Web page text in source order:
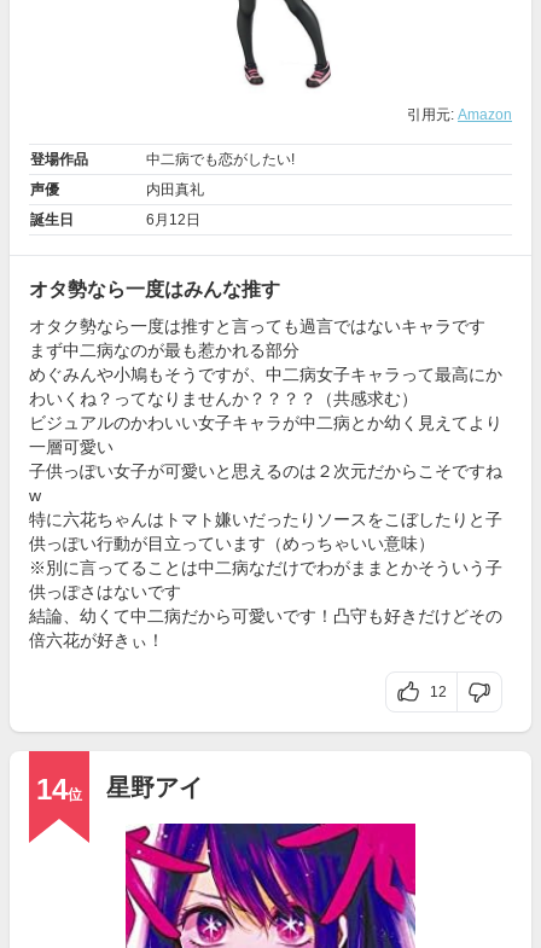
引用元: Amazon
登場作品
中二病でも恋がしたい!
声優
内田真礼
誕生日
6月12日
オタ勢なら一度はみんな推す
オタク勢なら一度は推すと言っても過言ではないキャラです
まず中二病なのが最も惹かれる部分
めぐみんや小鳩もそうですが、中二病女子キャラって最高にか
わいくね？ってなりませんか？？？？（共感求む）
ビジュアルのかわいい女子キャラが中二病とか幼く見えてより
一層可愛い
子供っぽい女子が可愛いと思えるのは２次元だからこそですね
w
特に六花ちゃんはトマト嫌いだったりソースをこぼしたりと子
供っぽい行動が目立っています（めっちゃいい意味）
※別に言ってることは中二病なだけでわがままとかそういう子
供っぽさはないです
結論、幼くて中二病だから可愛いです！凸守も好きだけどその
倍六花が好きぃ！
12
14位 星野アイ